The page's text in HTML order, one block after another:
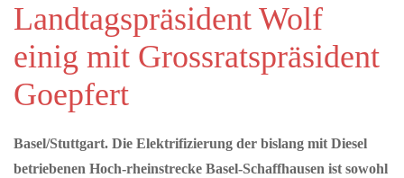
Landtagspräsident Wolf
einig mit Grossratspräsident
Goepfert
Basel/Stuttgart. Die Elektrifizierung der bislang mit Diesel
betriebenen Hoch-rheinstrecke Basel-Schaffhausen ist sowohl